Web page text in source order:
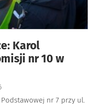
Karol
nr 10 w
nr 7 przy ul.